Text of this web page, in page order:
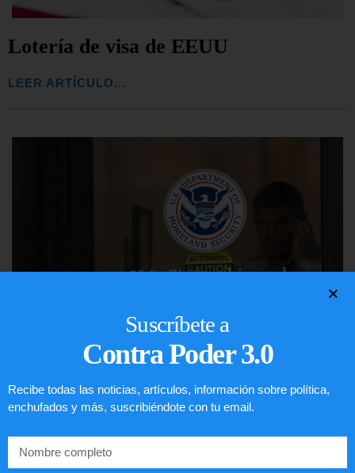
Lotería de visa de EEUU
LEER ARTÍCULO...
EE.UU.
LEER ARTÍCULO...
Suscríbete a
Contra Poder 3.0
Recibe todas las noticias, artículos, información sobre política,
enchufados y más, suscribiéndote con tu email.